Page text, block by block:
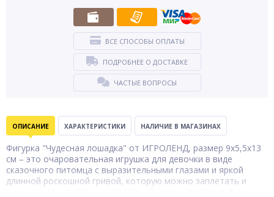
ВСЕ СПОСОБЫ ОПЛАТЫ
ПОДРОБНЕЕ О ДОСТАВКЕ
ЧАСТЫЕ ВОПРОСЫ
ОПИСАНИЕ ХАРАКТЕРИСТИКИ НАЛИЧИЕ В МАГАЗИНАХ
Фигурка "Чудесная лошадка" от ИГРОЛЕНД, размер 9х5,5х13
см – это очаровательная игрушка для девочки в виде
сказочного питомца с выразительными глазами и яркой
длинной роскошной гривой, которую можно заплетать и